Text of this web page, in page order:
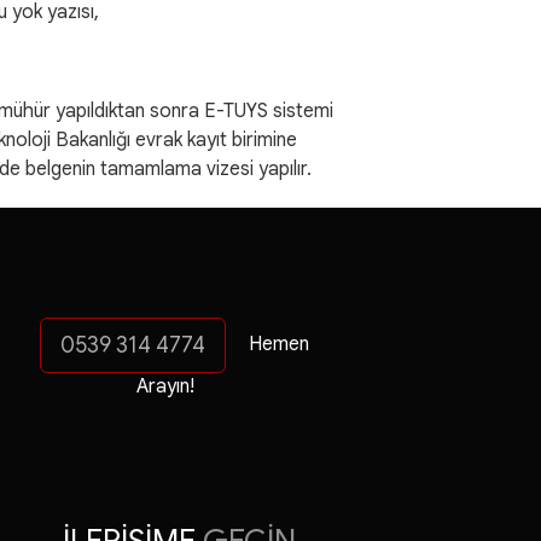
yazısı,
yapıldıktan sonra E-TUYS sistemi
Bakanlığı evrak kayıt birimine
belgenin tamamlama vizesi yapılır.
0539 314 4774
Hemen
Arayın!